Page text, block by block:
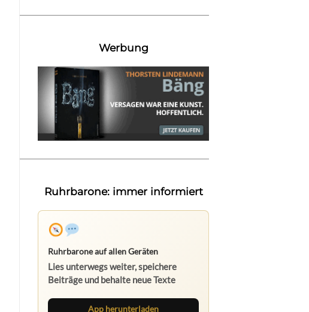
Werbung
Ruhrbarone: immer informiert
Ruhrbarone auf allen Geräten
Lies unterwegs weiter, speichere
Beiträge und behalte neue Texte
App herunterladen